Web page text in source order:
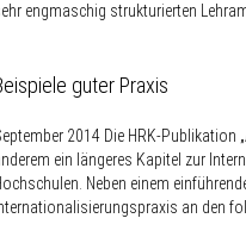
engmaschig strukturierten
guter Praxis
2014 Die HRK-Publikation
ein längeres Kapitel zur
Neben einem
an den